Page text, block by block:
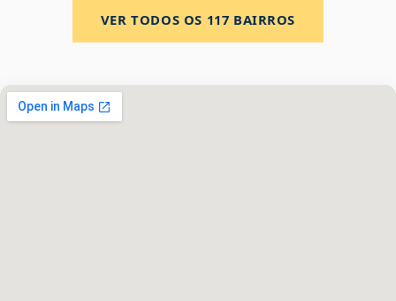
VER TODOS OS 117 BAIRROS